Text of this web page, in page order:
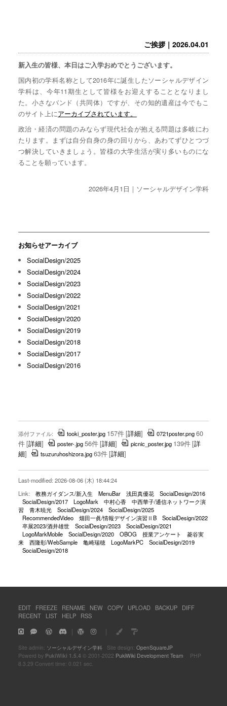
ご挨拶｜2026.04.01
新入生の皆様、本日はご入学おめでとうございます。
国内初の学科名称として2016年に誕生したソーシャルデザイン
学科は、今年11期生として皆様をお迎えすることとなりまし
た。小さなバンド（共同体）ですが、その知的遺産は今でもこ
のサイト上にアーカイブされています。
政治・経済の問題のみならず現代社会が抱える問題は多岐にわ
たります。まずは自分自身の身の回りから、あわてずひとつづ
つ解決していきましょう。皆様の大学生活が実り多いものにな
ることを願っています。
2026年4月1日｜ソーシャルデザイン学科
お知らせアーカイブ
SocialDesign/2025
SocialDesign/2024
SocialDesign/2023
SocialDesign/2022
SocialDesign/2021
SocialDesign/2020
SocialDesign/2019
SocialDesign/2018
SocialDesign/2017
SocialDesign/2016
添付ファイル: tooki_poster.jpg 157件[詳細] 0721poster.png60
件[詳細] poster-.jpg56件[詳細] picnic_poster.jpg 139件[詳
細] tsuzuruhoshizora.jpg63件[詳細]
Last-modified: 2026-08-06 (木) 18:44:24
Link:
教務ガイダンス/新入生 MenuBar 浅田真優花
SocialDesign/2016
SocialDesign/2017
LogoMark 中村心香
中西華子/通信ネットワーク演
習
青木暁光 SocialDesign/2024
SocialDesign/2025
RecommendedVideo
畑田一眞/情報デザイン演習ⅡB
SocialDesign/2022
卒展2023/酒井雄世
SocialDesign/2023
SocialDesign/2021
LogoMarkMobile
SocialDesign/2020 OBOG 授業アンケート
菱谷実
来
西隆彰/WebSample 亀崎瑞穂 LogoMarkPC
SocialDesign/2019
SocialDesign/2018
EDIT FREEZE RENAME NEW COPY UPLOAD BACKUP
DIFF
RECENT
LIST HELP RSS
｜ ｜
Site admin: ソーシャルデザイン学科Site design: OpenSquareJP
Powerd by PukiWiki 1.5.4 © 2001-2022 PukiWiki Development Team PHP
8.3.29 Convert time: 0.021 sec.